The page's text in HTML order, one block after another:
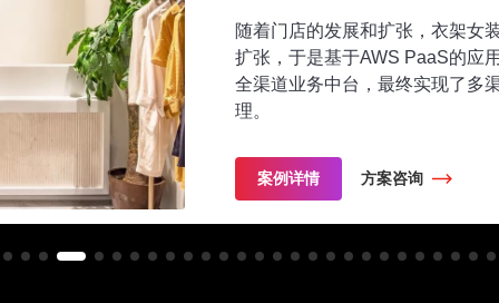
随着门店的发展和扩张，衣架女
扩张，于是基于AWS PaaS的应
全渠道业务中台，最终实现了多
理。
案例详情 方案咨询